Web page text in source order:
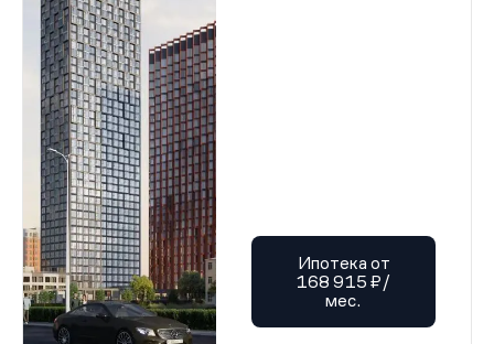
Ипотека от
168 915 ₽/
мес.